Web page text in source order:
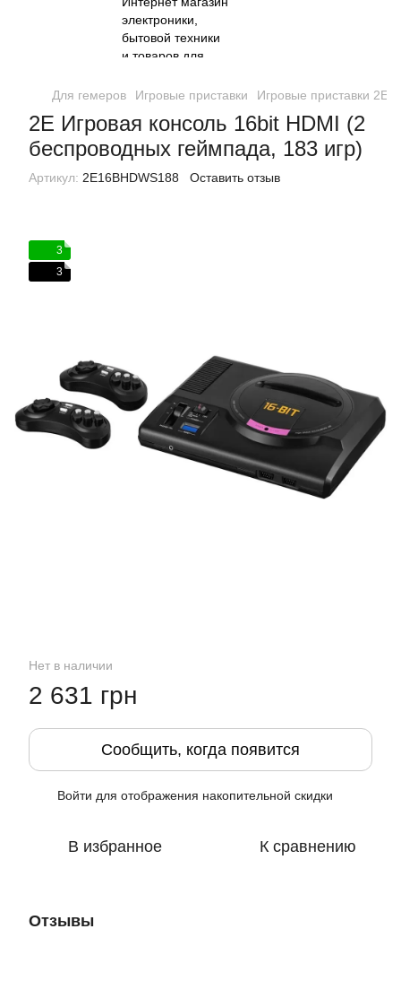
Для гемеров Игровые приставки Игровые приставки 2E
2E Игровая консоль 16bit HDMI (2
беспроводных геймпада, 183 игр)
Артикул: 2E16BHDWS188 Оставить отзыв
3
3
Нет в наличии
2 631 грн
Сообщить, когда появится
Войти для отображения накопительной скидки
В избранное К сравнению
Отзывы